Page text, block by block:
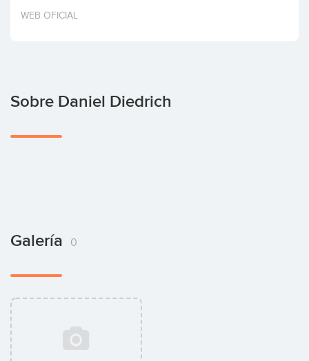
Invertir
WEB OFICIAL
Sobre Daniel Diedrich
Galería 0